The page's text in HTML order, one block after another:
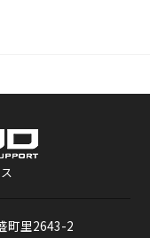
町里2643-2